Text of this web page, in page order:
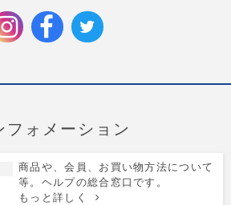
した。
フォメーション
商品や、会員、お買い物方法について
等。ヘルプの総合窓口です。
もっと詳しく